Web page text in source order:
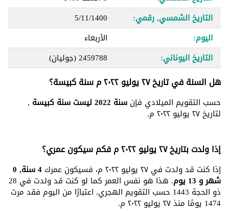
التاريخ الشمسي, رقمي:
5/11/1400
اليوم:
الأربعاء
التاريخ اليوناني:
2459788(جوليان)
هل السنة في تاريخ ٢٧ يوليو ٢٠٢٢ م سنة كبيسة؟
حسب التقويم الميلادي فإن سنة 2022 ليست سنة كبيسة ,
لتاريخ ٢٧ يوليو ٢٠٢٢ م.
إذا ولدت بتاريخ ٢٧ يوليو ٢٠٢٢ م فكم سيكون عمري؟
إذا كنت قد ولدت في ٢٧ يوليو ٢٠٢٢ م، فسيكون عمرك 4 سنة, 0
شهر و 13 يوم . هذا هو نفس العمر كما لو كنت قد ولدت في 28
ذو الحجة 1443 حسب التقويم الهجري. اعتبارًا من اليوم فقد مرت
1474 يومًا منذ ٢٧ يوليو ٢٠٢٢ م.